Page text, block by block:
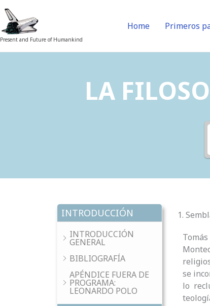
Skip
to
content
Present and Future of Humankind
Home Primeros
LA
INTRODUCCIÓN
INTRODUCCIÓN
GENERAL
BIBLIOGRAFÍA
APÉNDICE FUERA DE
PROGRAMA:
LEONARDO POLO
1.
se
lo